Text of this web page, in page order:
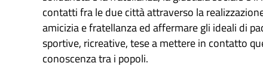
contatti fra le due città attraverso la
amicizia e fratellanza ed affermare gli ideali di
sportive, ricreative, tese a mettere in contatto
conoscenza tra i popoli.